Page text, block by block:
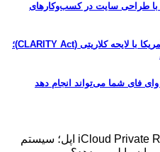
طراحی سایت در کسب‌وکارهای
پایان مخالفت انجمن کلانترهای آمریکا با لایحه کلاریتی (CLARITY Act)؛